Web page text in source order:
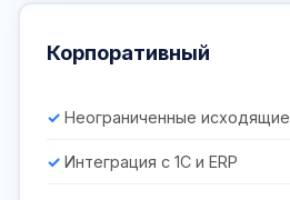
Корпоративный
Неограниченные исходящие
Интеграция с 1С и ERP